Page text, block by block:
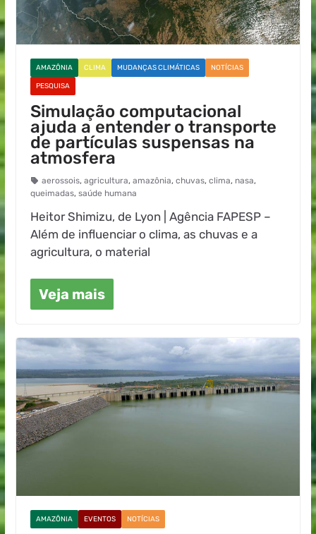
AMAZÔNIA CLIMA MUDANÇAS CLIMÁTICAS NOTÍCIAS
PESQUISA
Simulação computacional
ajuda a entender o transporte
de partículas suspensas na
atmosfera
aerossois, agricultura, amazônia, chuvas, clima, nasa,
queimadas, saúde humana
Heitor Shimizu, de Lyon | Agência FAPESP –
Além de influenciar o clima, as chuvas e a
agricultura, o material
Veja mais
AMAZÔNIA EVENTOS NOTÍCIAS